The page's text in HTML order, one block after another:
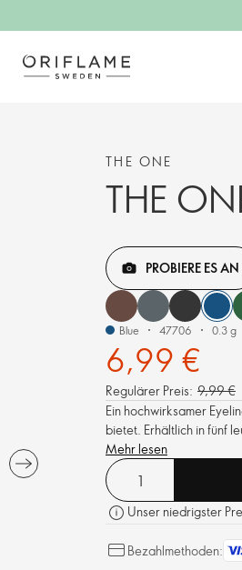
THE ONE
THE
PROBIERE ES AN
Blue 47706 0.3 g
6,99 €
Regulärer Preis: 9,99 €
Ein hochwirksamer
bietet. Erhältlich in fünf
Mehr lesen
Unser niedrigster
Bezahlmethoden: